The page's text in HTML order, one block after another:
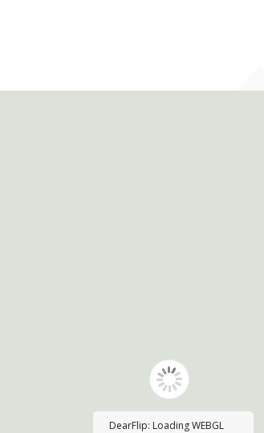
DearFlip: Loading WEBGL